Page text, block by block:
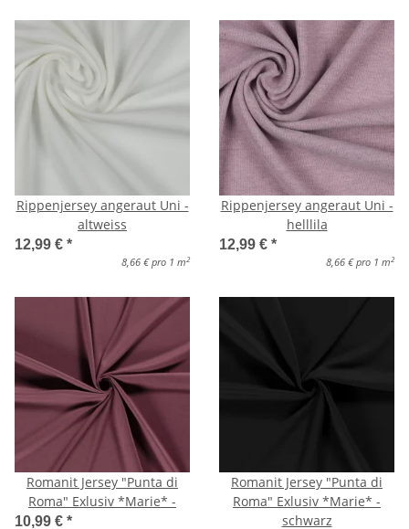
Rippenjersey angeraut Uni -
altweiss
12,99 € *
8,66 € pro 1 m 2
Rippenjersey angeraut Uni -
helllila
12,99 € *
8,66 € pro 1 m 2
Romanit Jersey "Punta di
Roma" Exlusiv *Marie* -
10,99 € *
Romanit Jersey "Punta di
Roma" Exlusiv *Marie* -
schwarz